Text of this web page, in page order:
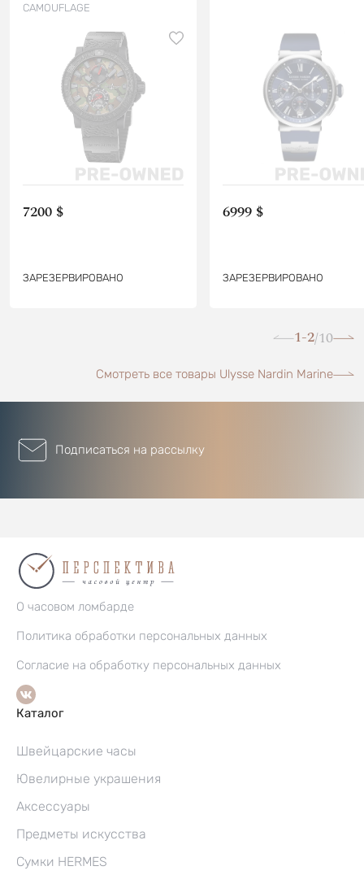
CAMOUFLAGE
7200 $
ЗАРЕЗЕРВИРОВАНО
6999 $
ЗАРЕЗЕРВИРОВАНО
1-2/10
Смотреть все товары Ulysse Nardin Marine
Подписаться на рассылку
О часовом ломбарде
Политика обработки персональных данных
Согласие на обработку персональных данных
Каталог
Швейцарские часы
Ювелирные украшения
Аксессуары
Предметы искусства
Сумки HERMES